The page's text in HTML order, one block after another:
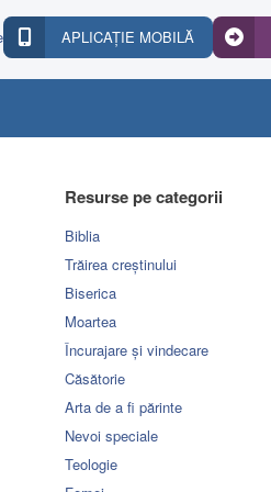
APLICAȚIE MOBILĂ
Resurse pe categorii
Biblia
Trăirea creștinului
Biserica
Moartea
Încurajare și vindecare
Căsătorie
Arta de a fi părinte
Nevoi speciale
Teologie